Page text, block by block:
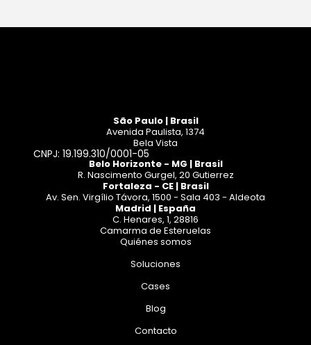
São Paulo | Brasil
Avenida Paulista, 1374
Bela Vista
CNPJ: 19.199.310/0001-05
Belo Horizonte - MG | Brasil
R. Nascimento Gurgel, 20 Gutierrez
Fortaleza - CE | Brasil
Av. Sen. Virgílio Távora, 1500 - Sala 403 - Aldeota
Madrid | España
C. Henares, 1, 28816
Camarma de Esteruelas
Quiénes somos
Soluciones
Cases
Blog
Contacto